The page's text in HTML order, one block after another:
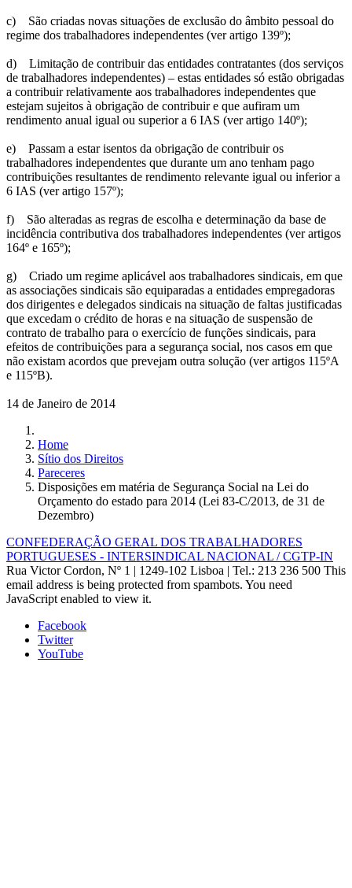
c) São criadas novas situações de exclusão do âmbito pessoal do
regime dos trabalhadores independentes (ver artigo 139º);
d) Limitação de contribuir das entidades contratantes (dos serviços
de trabalhadores independentes) – estas entidades só estão obrigadas
a contribuir relativamente aos trabalhadores independentes que
estejam sujeitos à obrigação de contribuir e que aufiram um
rendimento anual igual ou superior a 6 IAS (ver artigo 140º);
e) Passam a estar isentos da obrigação de contribuir os
trabalhadores independentes que durante um ano tenham pago
contribuições resultantes de rendimento relevante igual ou inferior a
6 IAS (ver artigo 157º);
f) São alteradas as regras de escolha e determinação da base de
incidência contributiva dos trabalhadores independentes (ver artigos
164º e 165º);
g) Criado um regime aplicável aos trabalhadores sindicais, em que
as associações sindicais são equiparadas a entidades empregadoras
dos dirigentes e delegados sindicais na situação de faltas justificadas
que excedam o crédito de horas e na situação de suspensão de
contrato de trabalho para o exercício de funções sindicais, para
efeitos de contribuições para a segurança social, nos casos em que
não existam acordos que prevejam outra solução (ver artigos 115ºA
e 115ºB).
14 de Janeiro de 2014
Home
Sítio dos Direitos
Pareceres
Disposições em matéria de Segurança Social na Lei do
Orçamento do estado para 2014 (Lei 83-C/2013, de 31 de
Dezembro)
CONFEDERAÇÃO GERAL DOS TRABALHADORES
PORTUGUESES - INTERSINDICAL NACIONAL / CGTP-IN
Rua Victor Cordon, Nº 1 | 1249-102 Lisboa | Tel.: 213 236 500 This
email address is being protected from spambots. You need
JavaScript enabled to view it.
Facebook
Twitter
YouTube